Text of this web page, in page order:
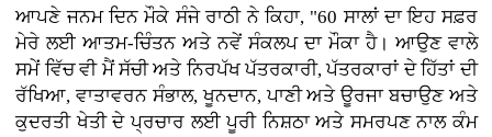
ਆਪਣੇ ਜਨਮ ਦਿਨ ਮੌਕੇ ਸੰਜੇ ਰਾਠੀ ਨੇ ਕਿਹਾ, "60 ਸਾਲਾਂ ਦਾ ਇਹ ਸਫ਼ਰ
ਮੇਰੇ ਲਈ ਆਤਮ-ਚਿੰਤਨ ਅਤੇ ਨਵੇਂ ਸੰਕਲਪ ਦਾ ਮੌਕਾ ਹੈ। ਆਉਣ ਵਾਲੇ
ਸਮੇਂ ਵਿੱਚ ਵੀ ਮੈਂ ਸੱਚੀ ਅਤੇ ਨਿਰਪੱਖ ਪੱਤਰਕਾਰੀ, ਪੱਤਰਕਾਰਾਂ ਦੇ ਹਿੱਤਾਂ ਦੀ
ਰੱਖਿਆ, ਵਾਤਾਵਰਨ ਸੰਭਾਲ, ਖੂਨਦਾਨ, ਪਾਣੀ ਅਤੇ ਊਰਜਾ ਬਚਾਉਣ ਅਤੇ
ਕੁਦਰਤੀ ਖੇਤੀ ਦੇ ਪ੍ਰਚਾਰ ਲਈ ਪੂਰੀ ਨਿਸ਼ਠਾ ਅਤੇ ਸਮਰਪਣ ਨਾਲ ਕੰਮ